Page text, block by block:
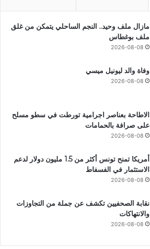
مازال ملف وحيد.. النجم الساحلي يتمكن من غلق
ملف بوغطاس
2026-08-08
وفاة والد ليونيل ميسي
2026-08-08
الاطاحة بعناصر اجرامية تورطت في سطو مسلح
على صرافة بالحمامات
2026-08-08
أمريكا تمنح تونس أكثر من 1.5 مليون دولار لدعم
الاستثمار في الفسفاط
2026-08-08
نقابة الصحفيين تكشف عن جملة من التجاوزات
والانتهاكات
2026-08-08